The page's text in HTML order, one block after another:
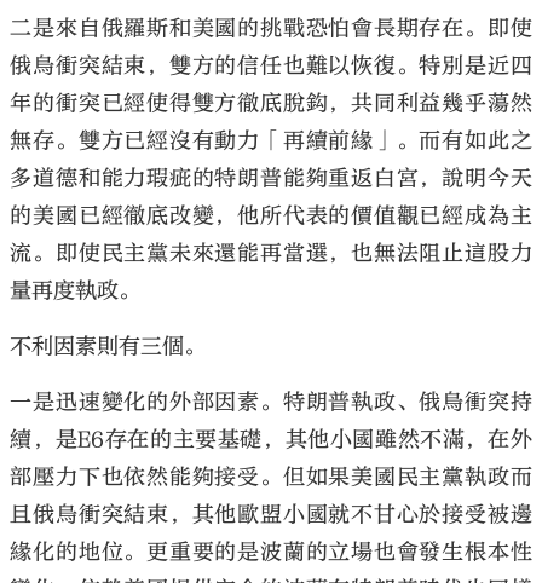
二是來自俄羅斯和美國的挑戰恐怕會長期存在。即使
俄烏衝突結束，雙方的信任也難以恢復。特別是近四
年的衝突已經使得雙方徹底脫鈎，共同利益幾乎蕩然
無存。雙方已經沒有動力「再續前緣」。而有如此之
多道德和能力瑕疵的特朗普能夠重返白宮，說明今天
的美國已經徹底改變，他所代表的價值觀已經成為主
流。即使民主黨未來還能再當選，也無法阻止這股力
量再度執政。
不利因素則有三個。
一是迅速變化的外部因素。特朗普執政、俄烏衝突持
續，是E6存在的主要基礎，其他小國雖然不滿，在外
部壓力下也依然能夠接受。但如果美國民主黨執政而
且俄烏衝突結束，其他歐盟小國就不甘心於接受被邊
緣化的地位。更重要的是波蘭的立場也會發生根本性